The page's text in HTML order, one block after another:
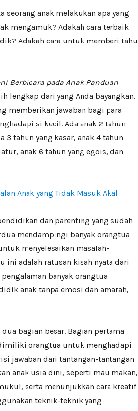
seorang anak melakukan apa yang
mengamuk? Adakah cara terbaik
Adakah cara untuk memberi tahu
Berbicara pada Anak Panduan
lengkap dari yang Anda bayangkan.
memberikan jawaban bagi para
si kecil. Ada anak 2 tahun
3 tahun yang kasar, anak 4 tahun
anak 6 tahun yang egois, dan
Anak yang Tidak Masuk Akal
dan parenting yang sudah
mendampingi banyak orangtua
menyelesaikan masalah-
ini adalah ratusan kisah nyata dari
banyak orangtua
anak tanpa emosi dan amarah,
bagian besar. Bagian pertama
orangtua untuk menghadapi
jawaban dari tantangan-tantangan
anak usia dini, seperti mau makan,
serta menunjukkan cara kreatif
teknik-teknik yang